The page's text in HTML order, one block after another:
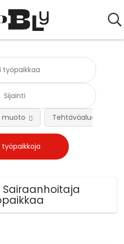
muoto Tehtäväalue
Sairaanhoitaja